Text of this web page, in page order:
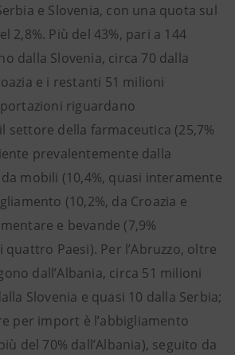
e Slovenia, con una quota sul
2,8%. Più del 43%, pari a 144
dalla Slovenia, circa 70 dalla
e i restanti 51 milioni
riguardano
settore della farmaceutica (25,7%
prevalentemente dalla
mobili (10,4%, quasi interamente
(10,2%, da Croazia e
e bevande (7,9%
Paesi). Per l’Abruzzo, oltre
dall’Albania, circa 51 milioni
Slovenia e quasi 10 dalla Serbia;
per import è l’abbigliamento
del 70% dall’Albania), seguito da